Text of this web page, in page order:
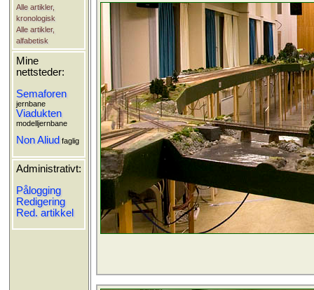
Alle artikler,
kronologisk
Alle artikler,
alfabetisk
Mine
nettsteder:
Semaforen
jernbane
Viadukten
modelljernbane
Non Aliud faglig
Administrativt:
Pålogging
Redigering
Red. artikkel